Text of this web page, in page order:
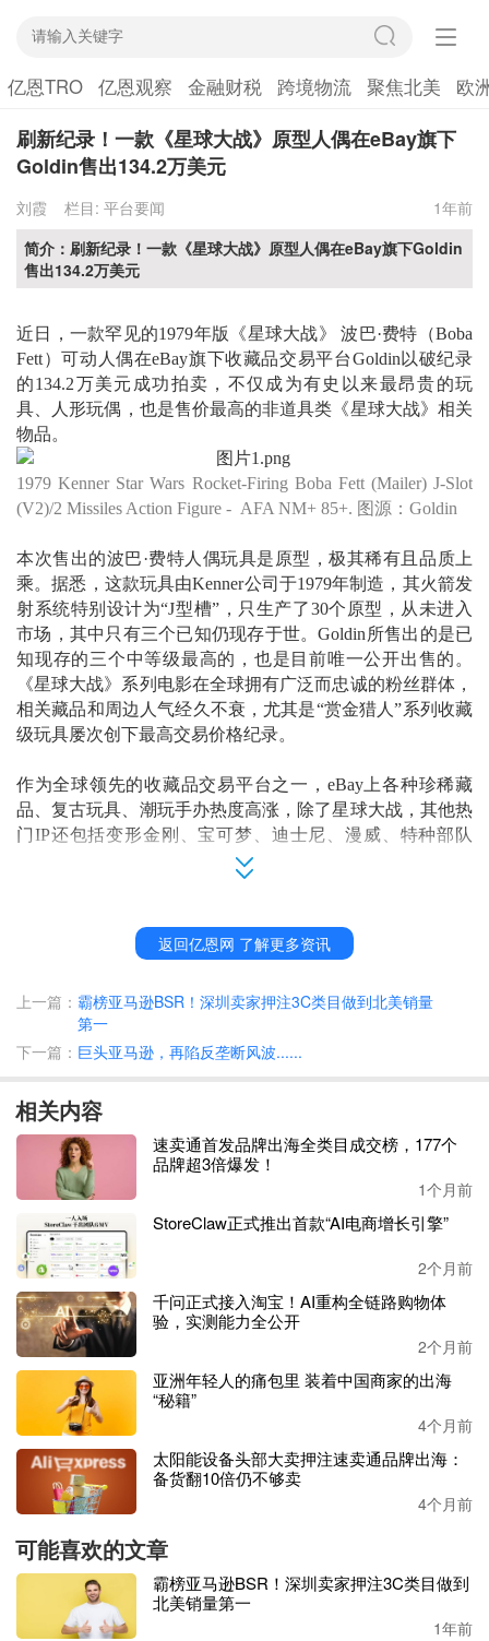
亿恩TRO 亿恩观察 金融财税 跨境物流 聚焦北美 欧
刷新纪录！一款《星球大战》原型人偶在eBay旗下
Goldin售出134.2万美元
刘霞 栏目: 平台要闻
1年前
简介：刷新纪录！一款《星球大战》原型人偶在eBay旗下Goldin
售出134.2万美元
近日，一款罕见的1979年版《星球大战》
波巴·费特（Boba
Fett）可动 人偶在eBay旗下收藏品交易平台Goldin 以破纪录
的134.2万美元成功拍卖，不仅成为有史以来最昂贵的玩
具 、人形玩偶 ，也是售价最高的非道具类《星球大战》相关
物品。
1979 Kenner Star Wars Rocket-Firing Boba Fett (Mailer) J-Slot
(V2)/2 Missiles Action Figure - AFA NM+ 85+. 图源： Goldin
本次售出的波巴·费特 人偶玩具是原型，极其稀有且 品质 上
乘。据悉，这款玩具由Kenner公司 于1979年制造， 其火箭发
射系统特别设计为“J型槽”， 只生产了30个原型，从未进入
市场 ， 其中只有三个已知仍现存于世。Goldin 所售出的是已
知现存的三个中等级最高的，也是 目前唯一公开出售的 。
《星球大战》系列电影在全球拥有广泛而忠诚的粉丝群体 ，
相关藏品和周边人气经久不衰，尤其是“赏金猎人”系列收藏
级玩具屡次创下最高交易价格纪录。
作为全球领先的收藏品交易平台之一， eBay上各种珍稀藏
品、复古玩具、潮玩手办热度高涨，除了星球大战，其他热
门IP还包括变形金刚 、宝可梦 迪士尼 、漫威
特种部队
eBay收藏品类目中呈现出强劲的增
年中国卖家在球星卡、集换式卡牌、收藏钱币
Hot Toys、Pop Mart等越 来越多的中 国IP
Bay进入全球玩家视野，受到海外消费者的关注和喜
eBay一直持续投资收藏品类目，并助力中国藏品卖家衔接更
广阔的全球市场。今年4月，eBay与收藏品行业领先的第三
易，收购Collectors旗下国际知名收藏卡、收藏品和纪念品交
易平台Goldin，双方互补优势将大幅改善收藏者的体验。此
前，eBay宣布投资球星卡公司COMC，为卖家和卡牌爱好者
提供创新体验，帮助其爱好蓬勃发展。此外，eBay持续增强
eBay Live，直播类目现已从卡牌等品类扩展至漫画和体育纪
念品等类目，并改进体验以实现更无缝的拍卖。eBay还推出
了收藏品促销活动，奖励比例最高可达总交易额10%，奖励
金额高达50万美元，全力支持中国收藏品卖家出海全球。
返回亿恩网 了解更多资讯
上一篇： 霸榜亚马逊BSR！深圳卖家押注3C类目做到北美销量
第一
下一篇： 巨头亚马逊，再陷反垄断风波......
相关内容
速卖通首发品牌出海全类目成交榜，177个
品牌超3倍爆发！
1个月前
StoreClaw正式推出首款“AI电商增长引擎”
2个月前
千问正式接入淘宝！AI重构全链路购物体
验，实测能力全公开
2个月前
亚洲年轻人的痛包里 装着中国商家的出海
“秘籍”
4个月前
太阳能设备头部大卖押注速卖通品牌出海：
备货翻10倍仍不够卖
4个月前
可能喜欢的文章
霸榜亚马逊BSR！深圳卖家押注3C类目做到
北美销量第一
1年前